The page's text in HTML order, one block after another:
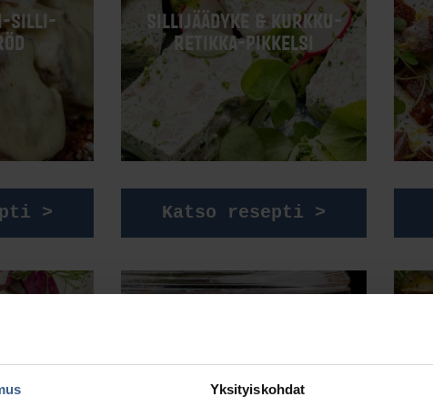
Yksityiskohdat
SILLI-
>
SILLIJÄÄDYKE & KURKKU-
RETIKKA-PIKKELSI
Katso resepti >
PIPARJUURI-OMENASILLI